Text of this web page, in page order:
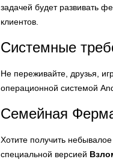
задачей будет развивать
клиентов.
Системные
Не переживайте, друзья,
операционной системой
Семейная
Хотите получить
специальной версией